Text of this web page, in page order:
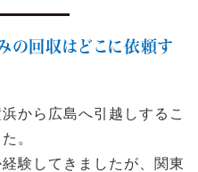
の回収はどこに依頼す
から広島へ引越しするこ
。
験してきましたが、関東